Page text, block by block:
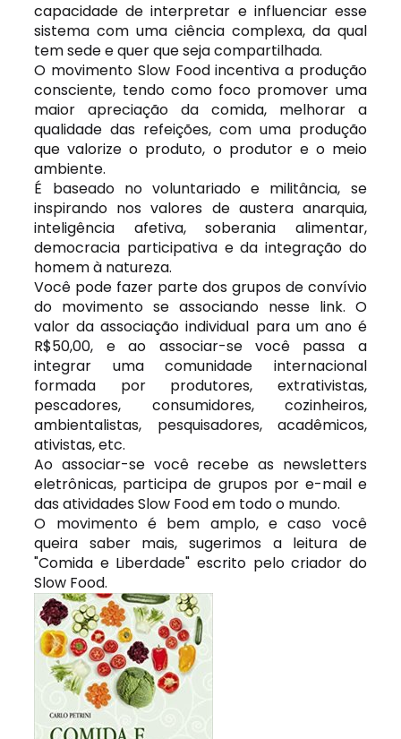
capacidade de interpretar e influenciar esse
sistema com uma ciência complexa, da qual
tem sede e quer que seja compartilhada.
O movimento Slow Food incentiva a produção
consciente, tendo como foco promover uma
maior apreciação da comida, melhorar a
qualidade das refeições, com uma produção
que valorize o produto, o produtor e o meio
ambiente.
É baseado no voluntariado e militância, se
inspirando nos valores de austera anarquia,
inteligência afetiva, soberania alimentar,
democracia participativa e da integração do
homem à natureza.
Você pode fazer parte dos grupos de convívio
do movimento se associando nesse link. O
valor da associação individual para um ano é
R$50,00, e ao associar-se você passa a
integrar uma comunidade internacional
formada por produtores, extrativistas,
pescadores, consumidores, cozinheiros,
ambientalistas, pesquisadores, acadêmicos,
ativistas, etc.
Ao associar-se você recebe as newsletters
eletrônicas, participa de grupos por e-mail e
das atividades Slow Food em todo o mundo.
O movimento é bem amplo, e caso você
queira saber mais, sugerimos a leitura de
"Comida e Liberdade" escrito pelo criador do
Slow Food.